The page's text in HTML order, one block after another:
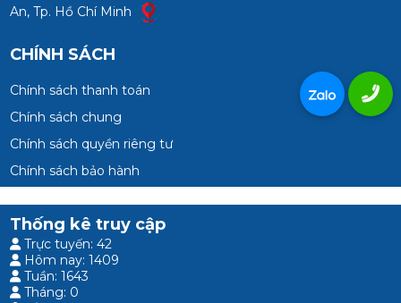
An, Tp. Hồ Chí Minh
CHÍNH SÁCH
Chính sách thanh toán
Chính sách chung
Chính sách quyền riêng tư
Chính sách bảo hành
Thống kê truy cập
Trực tuyến: 42
Hôm nay: 1409
Tuần: 1643
Tháng: 0